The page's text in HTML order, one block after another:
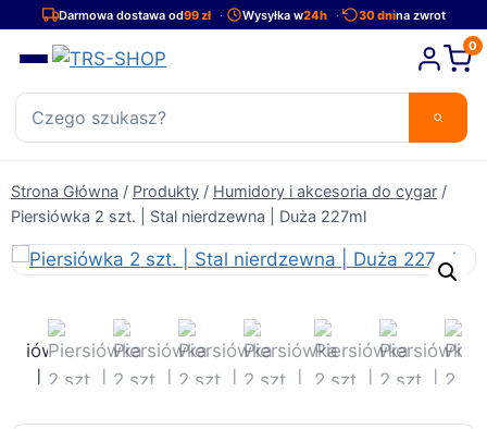
PrzejdźDarmowa dostawa od99 zł Wysyłka w24h 30 dnina zwrot
0
Strona Główna / Produkty / Humidory i akcesoria do cygar /
Piersiówka 2 szt. | Stal nierdzewna | Duża 227ml